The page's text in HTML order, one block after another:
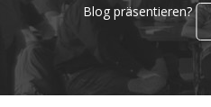
Blog präsentieren?